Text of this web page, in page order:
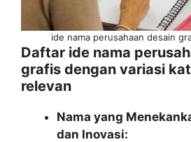
ide nama perusahaan desain
Daftar ide nama
grafis dengan variasi
relevan
Nama yang
dan Inovasi: